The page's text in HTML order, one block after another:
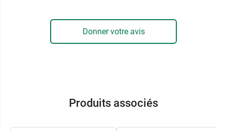
Donner votre avis
Produits associés